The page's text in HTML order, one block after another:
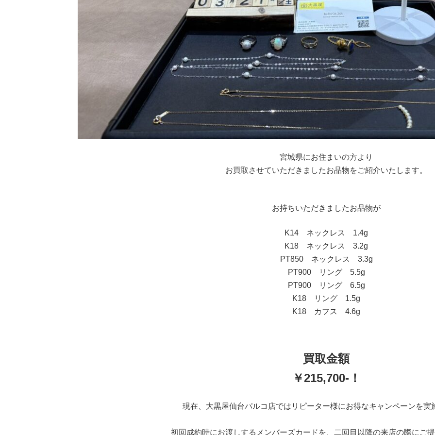
宮城県にお住まいの方より
お買取させていただきましたお品物をご紹介いたします。
お持ちいただきましたお品物が
K14 ネックレス 1.4g
K18 ネックレス 3.2g
PT850 ネックレス 3.3g
PT900 リング 5.5g
PT900 リング 6.5g
K18 リング 1.5g
K18 カフス 4.6g
買取金額
￥215,700-！
現在、大黒屋仙台パルコ店ではリピーター様にお得なキャンペーンを実
初回成約時にお渡しするメンバーズカードを、二回目以降の来店の際にご